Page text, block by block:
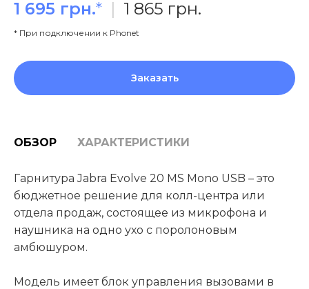
1 695 грн.* | 1 865 грн.
* При подключении к Phonet
Заказать
ОБЗОР ХАРАКТЕРИСТИКИ
Гарнитура Jabra Evolve 20 MS Mono USB – это
бюджетное решение для колл-центра или
отдела продаж, состоящее из микрофона и
наушника на одно ухо с поролоновым
амбюшуром.
Модель имеет блок управления вызовами в